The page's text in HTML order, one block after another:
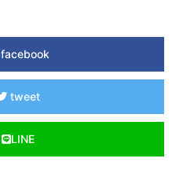
facebook
tweet
LINE